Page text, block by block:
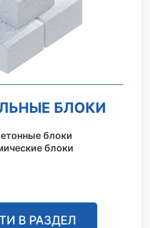
БЛОКИ
блоки
блоки
В РАЗДЕЛ